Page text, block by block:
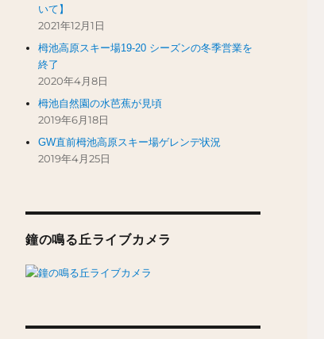
いて】
2021年12月1日
栂池高原スキー場19-20 シーズンの冬季営業を
終了
2020年4月8日
栂池自然園の水芭蕉が見頃
2019年6月18日
GW直前栂池高原スキー場ゲレンデ状況
2019年4月25日
鐘の鳴る丘ライブカメラ